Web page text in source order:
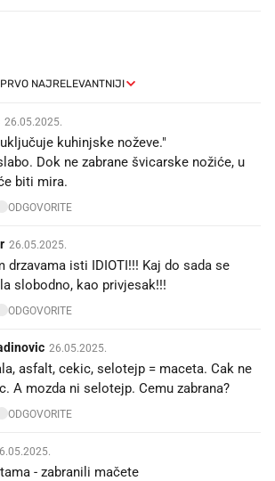
26.05.2025.
kuhinjske noževe."
Dok ne zabrane švicarske nožiće, u
biti mira.
ODGOVORITE
26.05.2025.
drzavama isti IDIOTI!!! Kaj do sada se
slobodno, kao privjesak!!!
ODGOVORITE
26.05.2025.
asfalt, cekic, selotejp = maceta. Cak ne
A mozda ni selotejp. Cemu zabrana?
ODGOVORITE
- zabranili mačete